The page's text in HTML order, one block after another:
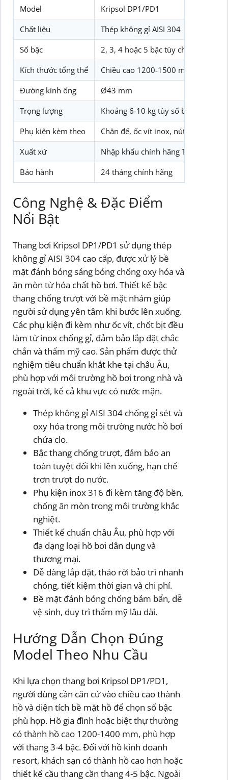
Model Kripsol DP1/PD1
Chất liệu Thép không gỉ AISI 304
Số bậc 2, 3, 4 hoặc 5 bậc tùy chọn
Kích thước tổng thể Chiều cao 1200-1500 mm, chiều
Đường kính ống Ø43 mm
Trọng lượng Khoảng 6-10 kg tùy số bậc
Phụ kiện kèm theo Chân đế, ốc vít inox, nút bịt ống,
Xuất xứ Nhập khẩu chính hãng Tây Ban
Bảo hành 24 tháng chính hãng
Công Nghệ & Đặc Điểm
Nổi Bật
Thang bơi Kripsol DP1/PD1 sử dụng thép
không gỉ AISI 304 cao cấp, được xử lý bề
mặt đánh bóng sáng bóng chống oxy hóa và
ăn mòn từ hóa chất hồ bơi. Thiết kế bậc
thang chống trượt với bề mặt nhám giúp
người sử dụng yên tâm khi bước lên xuống.
Các phụ kiện đi kèm như ốc vít, chốt bịt đều
làm từ inox chống gỉ, đảm bảo lắp đặt chắc
chắn và thẩm mỹ cao. Sản phẩm được thử
nghiệm tiêu chuẩn khắt khe tại châu Âu,
phù hợp với môi trường hồ bơi trong nhà và
ngoài trời, kể cả khu vực có nước mặn.
Thép không gỉ AISI 304 chống gỉ sét và
oxy hóa trong môi trường nước hồ bơi
chứa clo.
Bậc thang chống trượt, đảm bảo an
toàn tuyệt đối khi lên xuống, hạn chế
trơn trượt do nước.
Phụ kiện inox 316 đi kèm tăng độ bền,
chống ăn mòn trong môi trường khắc
nghiệt.
Thiết kế chuẩn châu Âu, phù hợp với
đa dạng loại hồ bơi dân dụng và
thương mại.
Dễ dàng lắp đặt, tháo rời bảo trì nhanh
chóng, tiết kiệm thời gian và chi phí.
Bề mặt đánh bóng chống bám bẩn, dễ
vệ sinh, duy trì thẩm mỹ lâu dài.
Hướng Dẫn Chọn Đúng
Model Theo Nhu Cầu
Khi lựa chọn thang bơi Kripsol DP1/PD1,
người dùng cần căn cứ vào chiều cao thành
hồ và diện tích bề mặt hồ để chọn số bậc
phù hợp. Hồ gia đình hoặc biệt thự thường
có thành hồ cao 1200-1400 mm, phù hợp
với thang 3-4 bậc. Đối với hồ kinh doanh
resort, khách sạn có thành hồ cao hơn hoặc
thiết kế cầu thang cần thang 4-5 bậc. Ngoài